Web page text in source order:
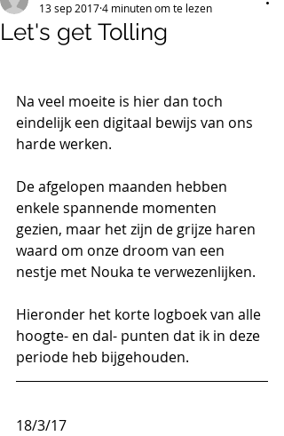
Let's get Tolling
13 sep 20174 minuten om te lezen
Na veel moeite is hier dan toch
eindelijk een digitaal bewijs van ons
harde werken.
De afgelopen maanden hebben
enkele spannende momenten
gezien, maar het zijn de grijze haren
waard om onze droom van een
nestje met Nouka te verwezenlijken.
Hieronder het korte logboek van alle
hoogte- en dal- punten dat ik in deze
periode heb bijgehouden.
18/3/17